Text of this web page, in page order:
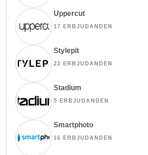
Uppercut
17 ERBJUDANDEN
Stylepit
22 ERBJUDANDEN
Stadium
5 ERBJUDANDEN
Smartphoto
16 ERBJUDANDEN